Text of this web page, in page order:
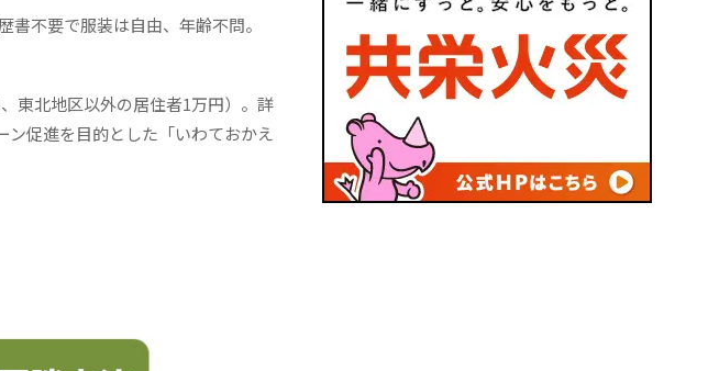
不要で服装は自由、年齢不問。
東北地区以外の居住者1万円）。詳
促進を目的とした「いわておかえ